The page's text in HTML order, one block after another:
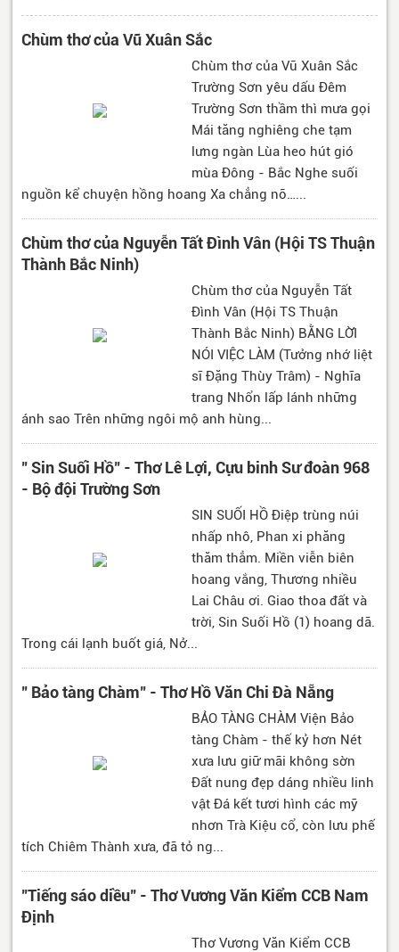
Chùm thơ của Vũ Xuân Sắc
Chùm thơ của Vũ Xuân Sắc
Trường Sơn yêu dấu Đêm
Trường Sơn thầm thì mưa gọi
Mái tăng nghiêng che tạm
lưng ngàn Lùa heo hút gió
mùa Đông - Bắc Nghe suối
nguồn kể chuyện hồng hoang Xa chẳng nỡ…...
Chùm thơ của Nguyễn Tất Đình Vân (Hội TS Thuận
Thành Bắc Ninh)
Chùm thơ của Nguyễn Tất
Đình Vân (Hội TS Thuận
Thành Bắc Ninh) BẰNG LỜI
NÓI VIỆC LÀM (Tưởng nhớ liệt
sĩ Đặng Thùy Trâm) - Nghĩa
trang Nhổn lấp lánh những
ánh sao Trên những ngôi mộ anh hùng...
" Sin Suối Hồ" - Thơ Lê Lợi, Cựu binh Sư đoàn 968
- Bộ đội Trường Sơn
SIN SUỐI HỒ Điệp trùng núi
nhấp nhô, Phan xi phăng
thăm thẳm. Miền viễn biên
hoang vắng, Thương nhiều
Lai Châu ơi. Giao thoa đất và
trời, Sin Suối Hồ (1) hoang dã.
Trong cái lạnh buốt giá, Nở...
" Bảo tàng Chàm" - Thơ Hồ Văn Chi Đà Nẵng
BẢO TÀNG CHÀM Viện Bảo
tàng Chàm - thế kỷ hơn Nét
xưa lưu giữ mãi không sờn
Đất nung đẹp dáng nhiều linh
vật Đá kết tươi hình các mỹ
nhơn Trà Kiệu cổ, còn lưu phế
tích Chiêm Thành xưa, đã tỏ ng...
"Tiếng sáo diều" - Thơ Vương Văn Kiểm CCB Nam
Định
Thơ Vương Văn Kiểm CCB